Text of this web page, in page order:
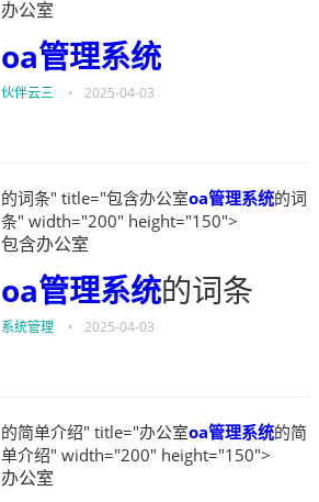
办公室
oa管理系统
伙伴云三 • 2025-04-03
的词条" title="包含办公室oa管理系统的词
条" width="200" height="150">
包含办公室
oa管理系统的词条
系统管理 • 2025-04-03
的简单介绍" title="办公室oa管理系统的简
单介绍" width="200" height="150">
办公室